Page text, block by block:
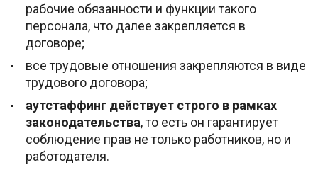
рабочие обязанности и функции такого
персонала, что далее закрепляется в
договоре;
все трудовые отношения закрепляются в виде
трудового договора;
аутстаффинг действует строго в рамках
законодательства, то есть он гарантирует
соблюдение прав не только работников, но и
работодателя.